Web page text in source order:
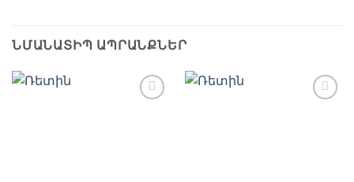
ՆՄԱՆԱՏԻՊ ԱՊՐԱՆՔՆԵՐ